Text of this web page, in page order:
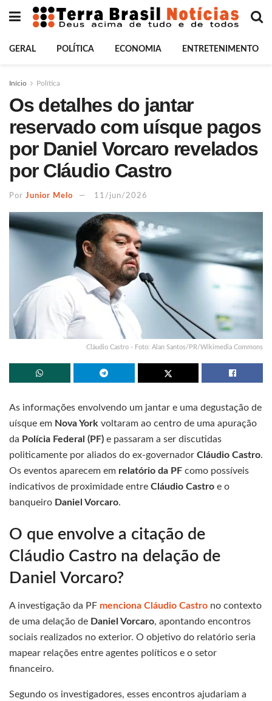
GERAL POLÍTICA ECONOMIA ENTRETENIMENTO
Início Política
Os detalhes do jantar
reservado com uísque pagos
por Daniel Vorcaro revelados
por Cláudio Castro
Por Junior Melo 11/jun/2026
Cláudio Castro - Foto: Alan Santos/PR/Wikimedia Commons
As informações envolvendo um jantar e uma degustação de
uísque em Nova York voltaram ao centro de uma apuração
da Polícia Federal (PF) e passaram a ser discutidas
politicamente por aliados do ex-governador Cláudio Castro.
Os eventos aparecem em relatório da PF como possíveis
indicativos de proximidade entre Cláudio Castro e o
banqueiro Daniel Vorcaro.
O que envolve a citação de
Cláudio Castro na delação de
Daniel Vorcaro?
A investigação da PF menciona Cláudio Castro no contexto
de uma delação de Daniel Vorcaro, apontando encontros
sociais realizados no exterior. O objetivo do relatório seria
mapear relações entre agentes políticos e o setor
financeiro.
Segundo os investigadores, esses encontros ajudariam a